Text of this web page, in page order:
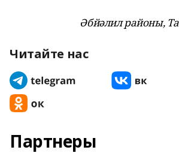
Әбйәлил районы,
Читайте нас
Партнеры